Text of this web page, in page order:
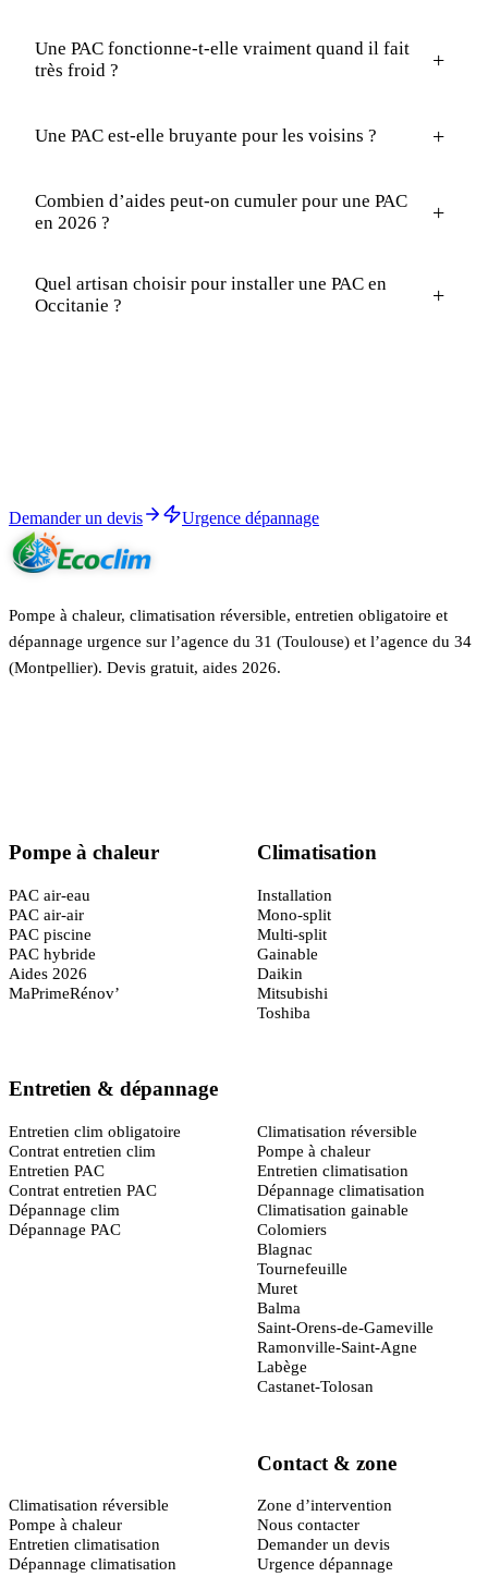
Une PAC fonctionne-t-elle vraiment quand il fait
très froid ?
+
Une PAC est-elle bruyante pour les voisins ? +
Combien d’aides peut-on cumuler pour une PAC
en 2026 ?
+
Quel artisan choisir pour installer une PAC en
Occitanie ?
+
Demander un devis Urgence dépannage
Pompe à chaleur, climatisation réversible, entretien obligatoire et
dépannage urgence sur l’agence du 31 (Toulouse) et l’agence du 34
(Montpellier). Devis gratuit, aides 2026.
Pompe à chaleur
PAC air-eau
PAC air-air
PAC piscine
PAC hybride
Aides 2026
MaPrimeRénov’
Climatisation
Installation
Mono-split
Multi-split
Gainable
Daikin
Mitsubishi
Toshiba
Entretien & dépannage
Entretien clim obligatoire
Contrat entretien clim
Entretien PAC
Contrat entretien PAC
Dépannage clim
Dépannage PAC
Climatisation réversible
Pompe à chaleur
Entretien climatisation
Dépannage climatisation
Climatisation gainable
Colomiers
Blagnac
Tournefeuille
Muret
Balma
Saint-Orens-de-Gameville
Ramonville-Saint-Agne
Labège
Castanet-Tolosan
Climatisation réversible
Pompe à chaleur
Entretien climatisation
Dépannage climatisation
Contact & zone
Zone d’intervention
Nous contacter
Demander un devis
Urgence dépannage